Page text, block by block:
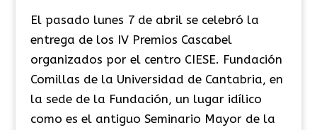
El pasado lunes 7 de abril se celebró la
entrega de los IV Premios Cascabel
organizados por el centro CIESE. Fundación
Comillas de la Universidad de Cantabria, en
la sede de la Fundación, un lugar idílico
como es el antiguo Seminario Mayor de la